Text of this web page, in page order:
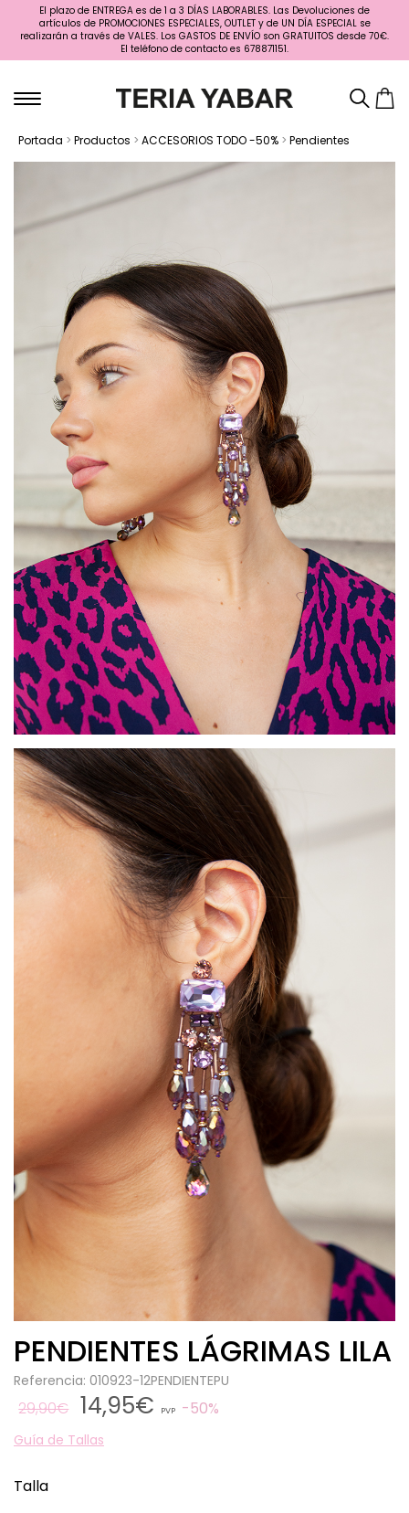
El plazo de ENTREGA es de 1 a 3 DÍAS LABORABLES. Las Devoluciones de
artículos de PROMOCIONES ESPECIALES, OUTLET y de UN DÍA ESPECIAL se
realizarán a través de VALES. Los GASTOS DE ENVÍO son GRATUITOS desde 70€.
El teléfono de contacto es 678871151.
Portada > Productos > ACCESORIOS TODO -50% > Pendientes
PENDIENTES LÁGRIMAS LILA
Referencia: 010923-12PENDIENTEPU
29,90€ 14,95€ PVP 50%
Guía de Tallas
Talla